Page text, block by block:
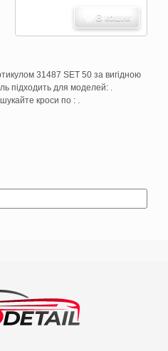
31487 SET 50 за вигідною
підходить для моделей: .
кроси по : .
В кошик